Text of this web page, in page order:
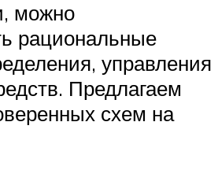
можно
рациональные
управления
Предлагаем
схем на